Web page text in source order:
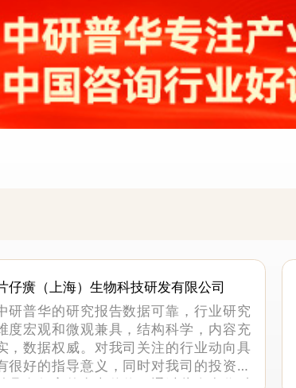
仔癀（上海）生物科技研发有限公司
研普华的研究报告数据可靠，行业研究
度宏观和微观兼具，结构科学，内容充
，数据权威。对我司关注的行业动向具
很好的指导意义，同时对我司的投资决